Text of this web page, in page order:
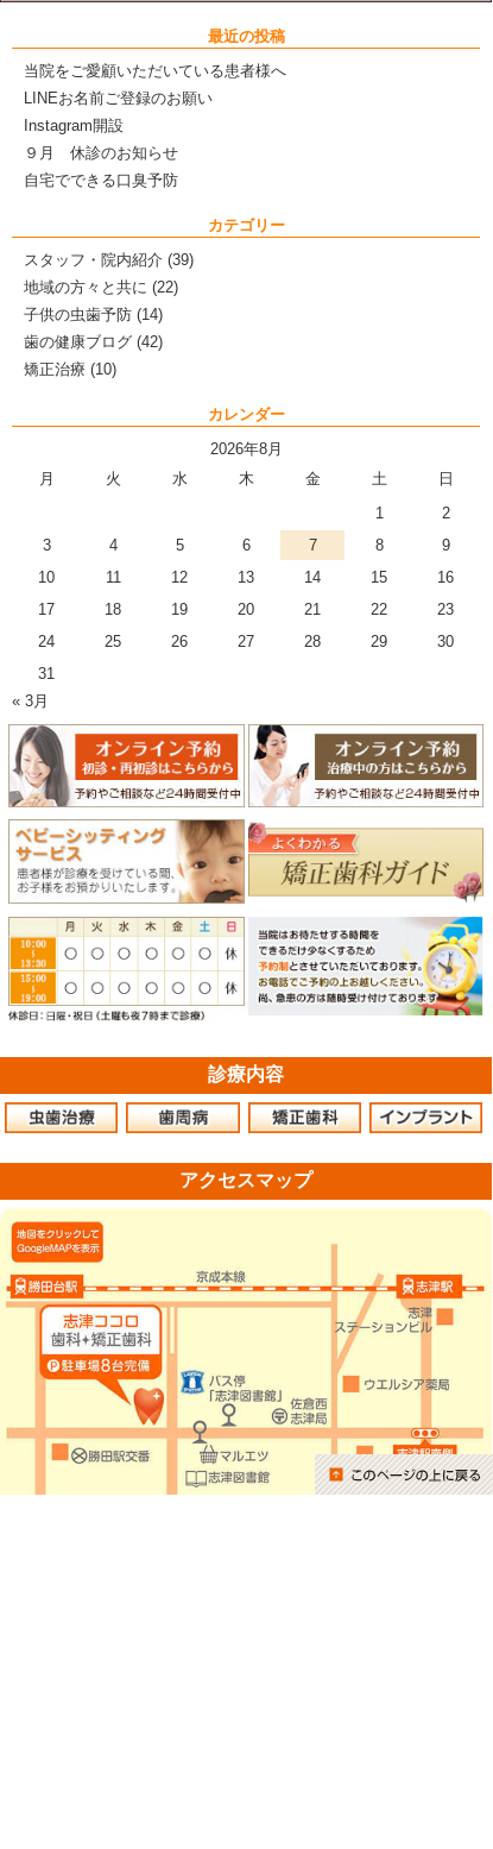
最近の投稿
当院をご愛顧いただいている患者様へ
LINEお名前ご登録のお願い
Instagram開設
９月 休診のお知らせ
自宅でできる口臭予防
カテゴリー
スタッフ・院内紹介 (39)
地域の方々と共に (22)
子供の虫歯予防 (14)
歯の健康ブログ (42)
矯正治療 (10)
カレンダー
2026年8月
月
火 水 木 金 土
日
1
2
3
4 5 6 7 8
9
10
11 12 13 14 15
16
17
18 19 20 21 22
23
24
25 26 27 28 29
30
31
« 3月
診療内容
アクセスマップ